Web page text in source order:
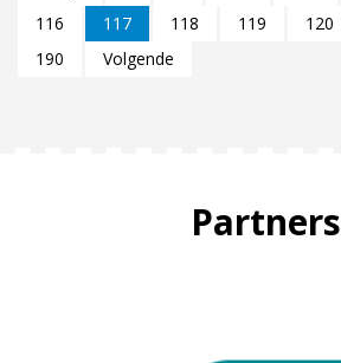
116
117 118 119 120
190
Volgende
Partners